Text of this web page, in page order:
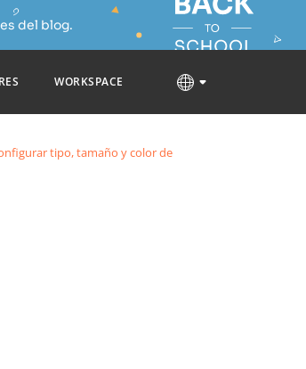
del blog.
WORKSPACE
tipo, tamaño y color de